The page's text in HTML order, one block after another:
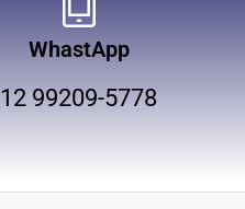
WhastApp
12 99209-5778